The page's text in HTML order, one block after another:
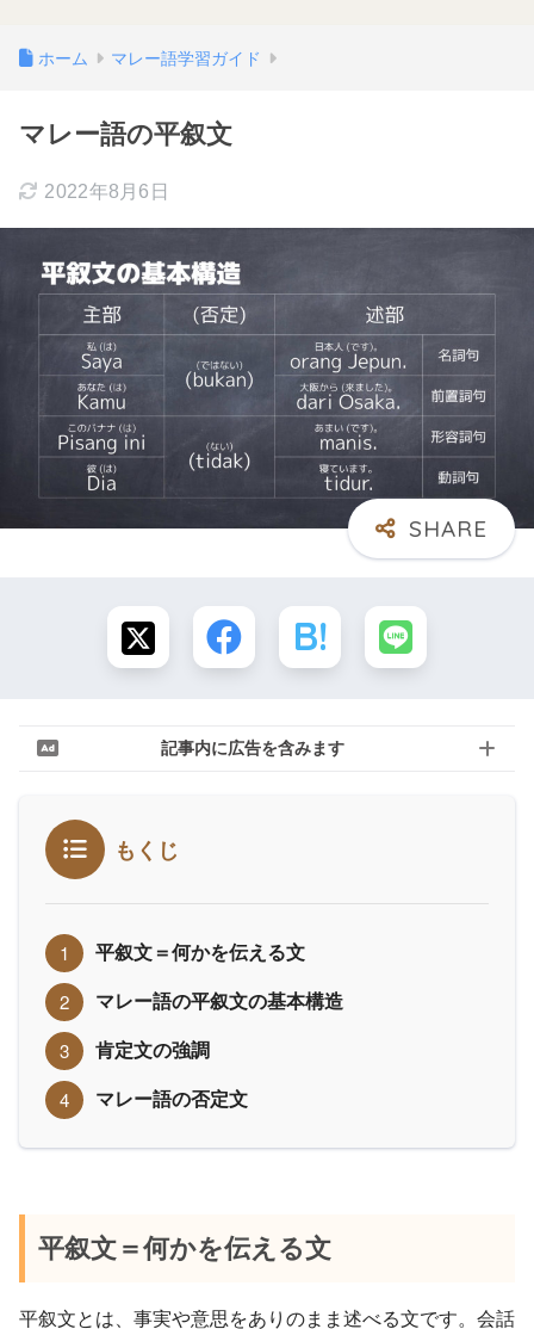
ホーム マレー語学習ガイド
マレー語の平叙文
2022年8月6日
記事内に広告を含みます
もくじ
平叙文＝何かを伝える文
マレー語の平叙文の基本構造
肯定文の強調
マレー語の否定文
平叙文＝何かを伝える文
平叙文とは、事実や意思をありのまま述べる文です。会話